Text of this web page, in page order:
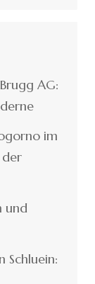
AG:
im
der
und
Schluein: